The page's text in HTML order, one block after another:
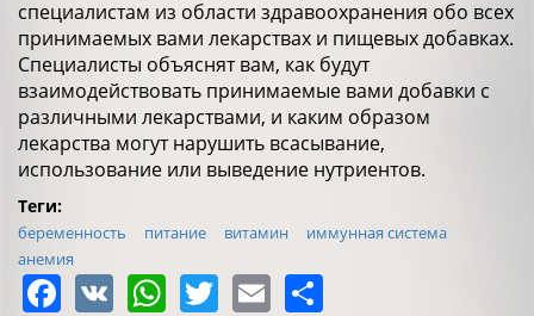
специалистам из области здравоохранения обо всех
принимаемых вами лекарствах и пищевых добавках.
Специалисты объяснят вам, как будут
взаимодействовать принимаемые вами добавки с
различными лекарствами, и каким образом
лекарства могут нарушить всасывание,
использование или выведение нутриентов.
Теги:
беременность питание витамин
иммунная система
анемия
Facebook
VK WhatsApp
Twitter
Email